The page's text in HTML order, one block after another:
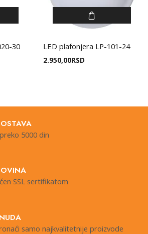
30 LED plafonjera LP-101-24
2.950,00RSD
5000 din
SSL sertifikatom
samo najkvalitetnije proizvode